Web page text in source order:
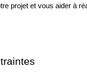
projet et vous aider à